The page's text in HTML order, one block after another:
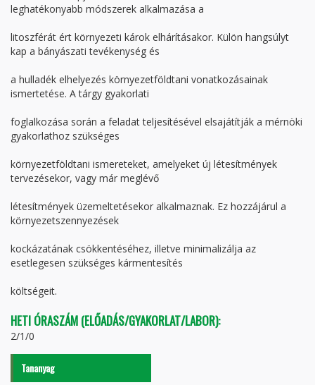
leghatékonyabb módszerek alkalmazása a
litoszférát ért környezeti károk elhárításakor. Külön hangsúlyt
kap a bányászati tevékenység és
a hulladék elhelyezés környezetföldtani vonatkozásainak
ismertetése. A tárgy gyakorlati
foglalkozása során a feladat teljesítésével elsajátítják a mérnöki
gyakorlathoz szükséges
környezetföldtani ismereteket, amelyeket új létesítmények
tervezésekor, vagy már meglévő
létesítmények üzemeltetésekor alkalmaznak. Ez hozzájárul a
környezetszennyezések
kockázatának csökkentéséhez, illetve minimalizálja az
esetlegesen szükséges kármentesítés
költségeit.
HETI ÓRASZÁM (ELŐADÁS/GYAKORLAT/LABOR):
2/1/0
Tananyag